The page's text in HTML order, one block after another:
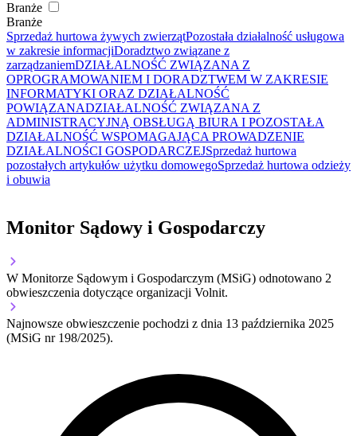
Branże
Branże
Sprzedaż hurtowa żywych zwierzątPozostała działalność usługowa
w zakresie informacjiDoradztwo związane z
zarządzaniemDZIAŁALNOŚĆ ZWIĄZANA Z
OPROGRAMOWANIEM I DORADZTWEM W ZAKRESIE
INFORMATYKI ORAZ DZIAŁALNOŚĆ
POWIĄZANADZIAŁALNOŚĆ ZWIĄZANA Z
ADMINISTRACYJNĄ OBSŁUGĄ BIURA I POZOSTAŁA
DZIAŁALNOŚĆ WSPOMAGAJĄCA PROWADZENIE
DZIAŁALNOŚCI GOSPODARCZEJSprzedaż hurtowa
pozostałych artykułów użytku domowegoSprzedaż hurtowa odzieży
i obuwia
Monitor Sądowy i Gospodarczy
W Monitorze Sądowym i Gospodarczym (MSiG) odnotowano 2
obwieszczenia dotyczące organizacji Volnit.
Najnowsze obwieszczenie pochodzi z dnia 13 października 2025
(MSiG nr 198/2025).